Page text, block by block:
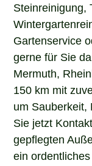
Steinreinigung,
Gartenservice
gerne für Sie
Mermuth,
150 km mit
um Sauberkeit,
Sie jetzt
gepflegten
ein